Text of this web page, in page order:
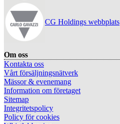
CG Holdings webbplats
Om oss
Kontakta oss
Vårt försäljningsnätverk
Mässor & evenemang
Information om företaget
Sitemap
Integritetspolicy
Policy för cookies